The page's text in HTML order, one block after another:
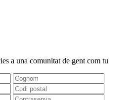
a una comunitat de gent com tu